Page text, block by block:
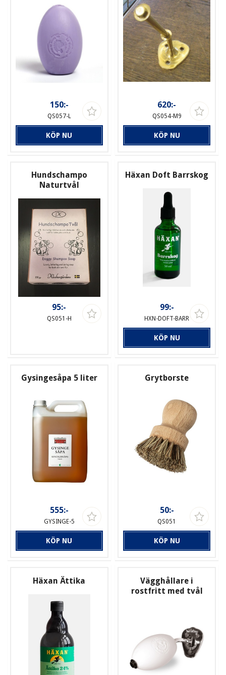
150:-
QS057-L
KÖP NU
620:-
QS054-M9
KÖP NU
Hundschampo
Naturtvål
95:-
QS051-H
Häxan Doft Barrskog
99:-
HXN-DOFT-BARR
KÖP NU
Gysingesåpa 5 liter
555:-
GYSINGE-5
KÖP NU
Grytborste
50:-
QS051
KÖP NU
Häxan Ättika
Vägghållare i
rostfritt med tvål